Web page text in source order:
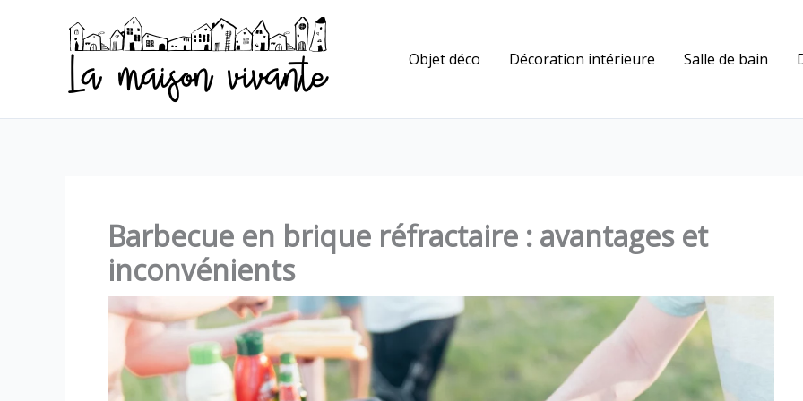
Objet déco Décoration intérieure Salle de bain
Barbecue en brique réfractaire : avantages et
inconvénients